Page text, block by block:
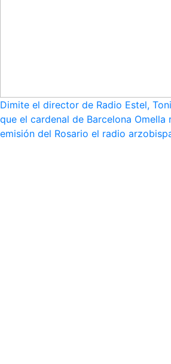
Dimite el director de Radio Estel,
que el cardenal de Barcelona Omella
emisión del Rosario el radio